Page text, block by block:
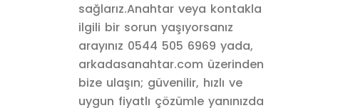
sağlarız.Anahtar veya kontakla
ilgili bir sorun yaşıyorsanız
arayınız 0544 505 6969 yada,
arkadasanahtar.com üzerinden
bize ulaşın; güvenilir, hızlı ve
uygun fiyatlı çözümle yanınızda